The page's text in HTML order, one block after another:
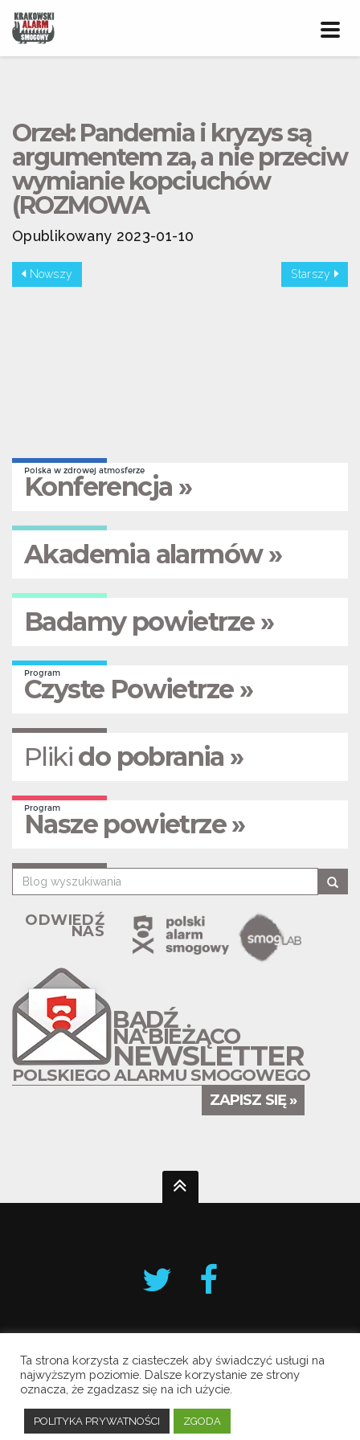
Orzeł: Pandemia i kryzys są
argumentem za, a nie przeciw
wymianie kopciuchów
(ROZMOWA
Opublikowany 2023-01-10
Nowszy Starszy
Polska w zdrowej atmosferze
Konferencja »
Akademia alarmów »
Badamy powietrze »
Program
Czyste Powietrze »
Pliki do pobrania »
Program
Nasze powietrze »
ODWIEDŹ
NAS
BĄDŹ
NA BIEŻĄCO
NEWSLETTER
POLSKIEGO ALARMU SMOGOWEGO
ZAPISZ SIĘ »
Krakowski Alarm Smogowy
Copyright © 2019 All Rights Reserved.
Polityka prywatności
Ta strona korzysta z ciasteczek aby świadczyć usługi na
najwyższym poziomie. Dalsze korzystanie ze strony
oznacza, że zgadzasz się na ich użycie.
POLITYKA PRYWATNOŚCI ZGODA